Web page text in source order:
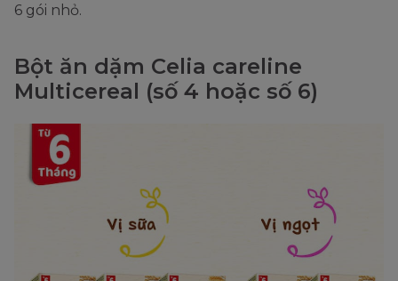
6 gói nhỏ.
Bột ăn dặm Celia careline
Multicereal (số 4 hoặc số 6)